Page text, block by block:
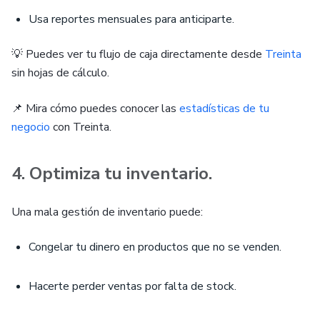
Usa reportes mensuales para anticiparte.
💡 Puedes ver tu flujo de caja directamente desde Treinta
sin hojas de cálculo.
📌 Mira cómo puedes conocer las estadísticas de tu
negocio con Treinta.
4. Optimiza tu inventario.
Una mala gestión de inventario puede:
Congelar tu dinero en productos que no se venden.
Hacerte perder ventas por falta de stock.